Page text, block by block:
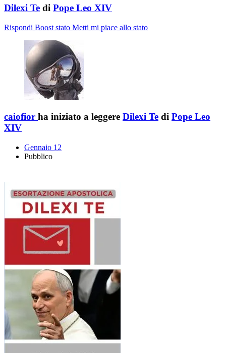
Dilexi Te di Pope Leo XIV
Rispondi Boost stato Metti mi piace allo stato
caiofior ha iniziato a leggere Dilexi Te di Pope Leo
XIV
Gennaio 12
Pubblico